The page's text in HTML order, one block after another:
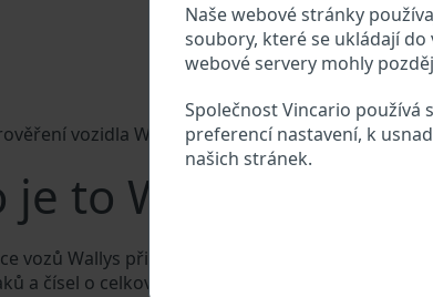
Naše webové stránky
soubory, které se ukládají
webové servery mohly
Společnost Vincario používá
preferencí nastavení, k
našich stránek.
vozidla Wallys zadejte VIN do
je to Wallys VIN?
vozů Wallys přiděluje každému vozidlu
a čísel o celkové délce 17 znaků, do kterých ze